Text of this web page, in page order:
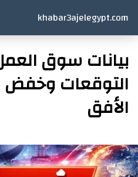
khabar3ajelegypt.com
بيانات سوق
التوقعات وخفض
الأفق